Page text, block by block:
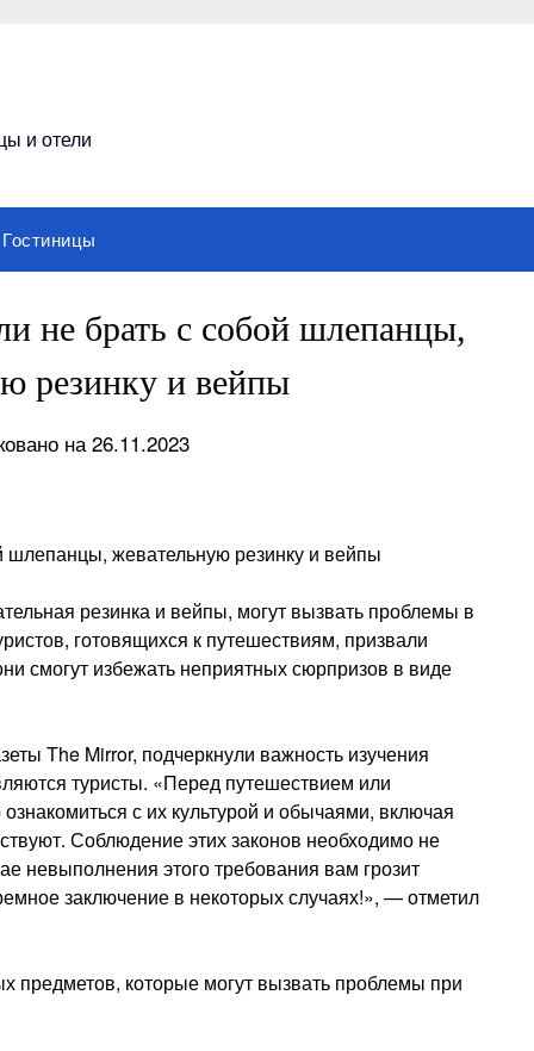
и отели
Гостиницы
не брать с собой шлепанцы,
резинку и вейпы
на 26.11.2023
шлепанцы, жевательную резинку и вейпы
резинка и вейпы, могут вызвать проблемы в
готовящихся к путешествиям, призвали
смогут избежать неприятных сюрпризов в виде
The Mirror, подчеркнули важность изучения
туристы. «Перед путешествием или
с их культурой и обычаями, включая
Соблюдение этих законов необходимо не
невыполнения этого требования вам грозит
заключение в некоторых случаях!», — отметил
предметов, которые могут вызвать проблемы при